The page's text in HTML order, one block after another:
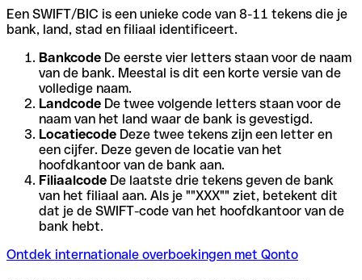
Een SWIFT/BIC is een unieke code van 8-11 tekens die je
bank, land, stad en filiaal identificeert.
Bankcode De eerste vier letters staan voor de naam
van de bank. Meestal is dit een korte versie van de
volledige naam.
Landcode De twee volgende letters staan voor de
naam van het land waar de bank is gevestigd.
Locatiecode Deze twee tekens zijn een letter en
een cijfer. Deze geven de locatie van het
hoofdkantoor van de bank aan.
Filiaalcode De laatste drie tekens geven de bank
van het filiaal aan. Als je ""XXX"" ziet, betekent dit
dat je de SWIFT-code van het hoofdkantoor van de
bank hebt.
Ontdek internationale overboekingen met Qonto